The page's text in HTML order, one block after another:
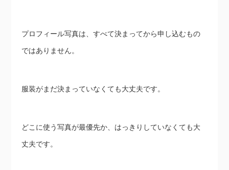
プロフィール写真は、すべて決まってから申し込むもの
ではありません。
服装がまだ決まっていなくても大丈夫です。
どこに使う写真が最優先か、はっきりしていなくても大
丈夫です。